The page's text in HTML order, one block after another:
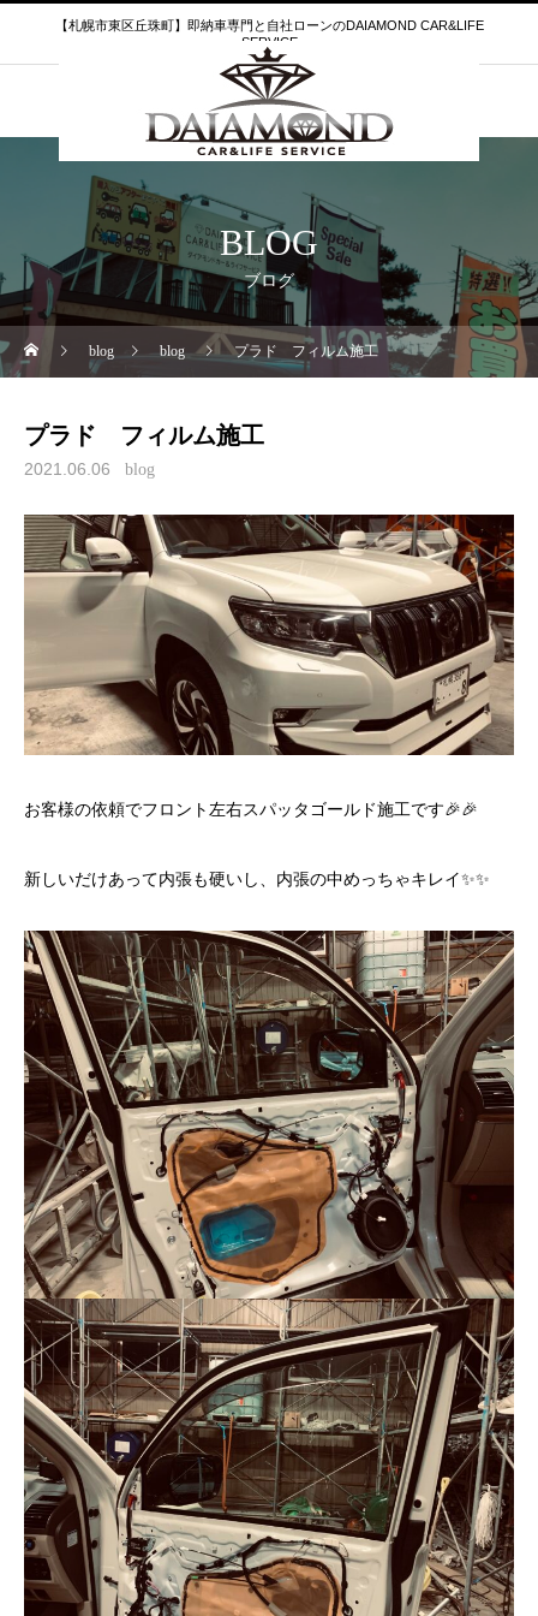
【札幌市東区丘珠町】即納車専門と自社ローンのDAIAMOND CAR&LIFE
SERVICE
BLOG
ブログ
blog blog プラド フィルム施工
プラド フィルム施工
2021.06.06 blog
お客様の依頼でフロント左右スパッタゴールド施工です🎉🎉
新しいだけあって内張も硬いし、内張の中めっちゃキレイ✨✨